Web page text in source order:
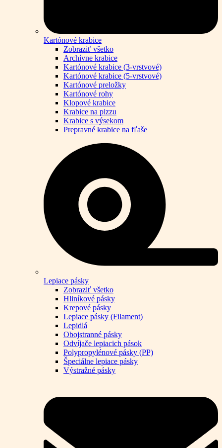
Kartónové krabice
Zobraziť všetko
Archívne krabice
Kartónové krabice (3-vrstvové)
Kartónové krabice (5-vrstvové)
Kartónové preložky
Kartónové rohy
Klopové krabice
Krabice na pizzu
Krabice s výsekom
Prepravné krabice na fľaše
Lepiace pásky
Zobraziť všetko
Hliníkové pásky
Krepové pásky
Lepiace pásky (Filament)
Lepidlá
Obojstranné pásky
Odvíjače lepiacich pások
Polypropylénové pásky (PP)
Špeciálne lepiace pásky
Výstražné pásky